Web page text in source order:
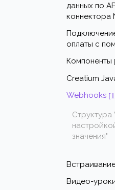
данных по
коннектора
оплаты с
Компоненты
Creatium
Webhooks
значения"
Видео-